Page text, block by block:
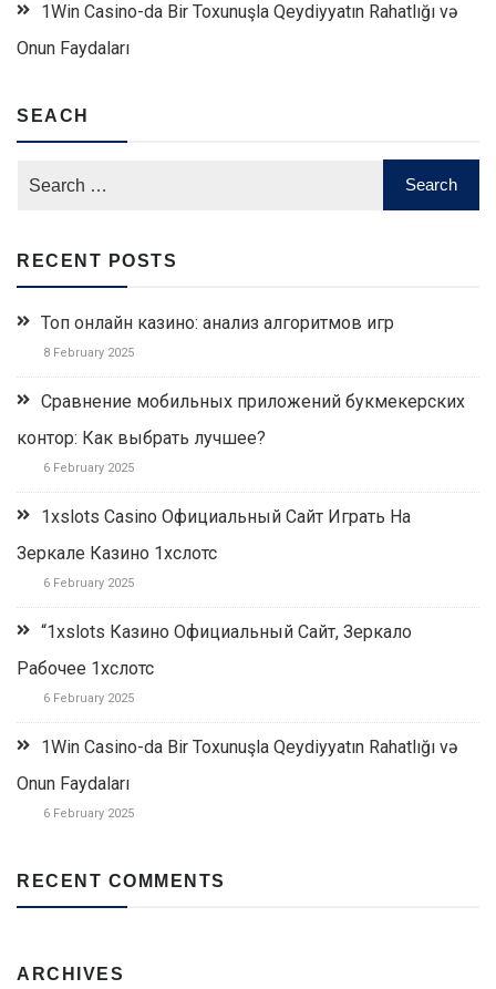
1Win Casino-da Bir Toxunuşla Qeydiyyatın Rahatlığı və
Onun Faydaları
SEACH
RECENT POSTS
Топ онлайн казино: анализ алгоритмов игр
8 February 2025
Сравнение мобильных приложений букмекерских
контор: Как выбрать лучшее?
6 February 2025
1xslots Casino Официальный Сайт Играть На
Зеркале Казино 1хслотс
6 February 2025
“1xslots Казино Официальный Сайт, Зеркало
Рабочее 1хслотс
6 February 2025
1Win Casino-da Bir Toxunuşla Qeydiyyatın Rahatlığı və
Onun Faydaları
6 February 2025
RECENT COMMENTS
ARCHIVES